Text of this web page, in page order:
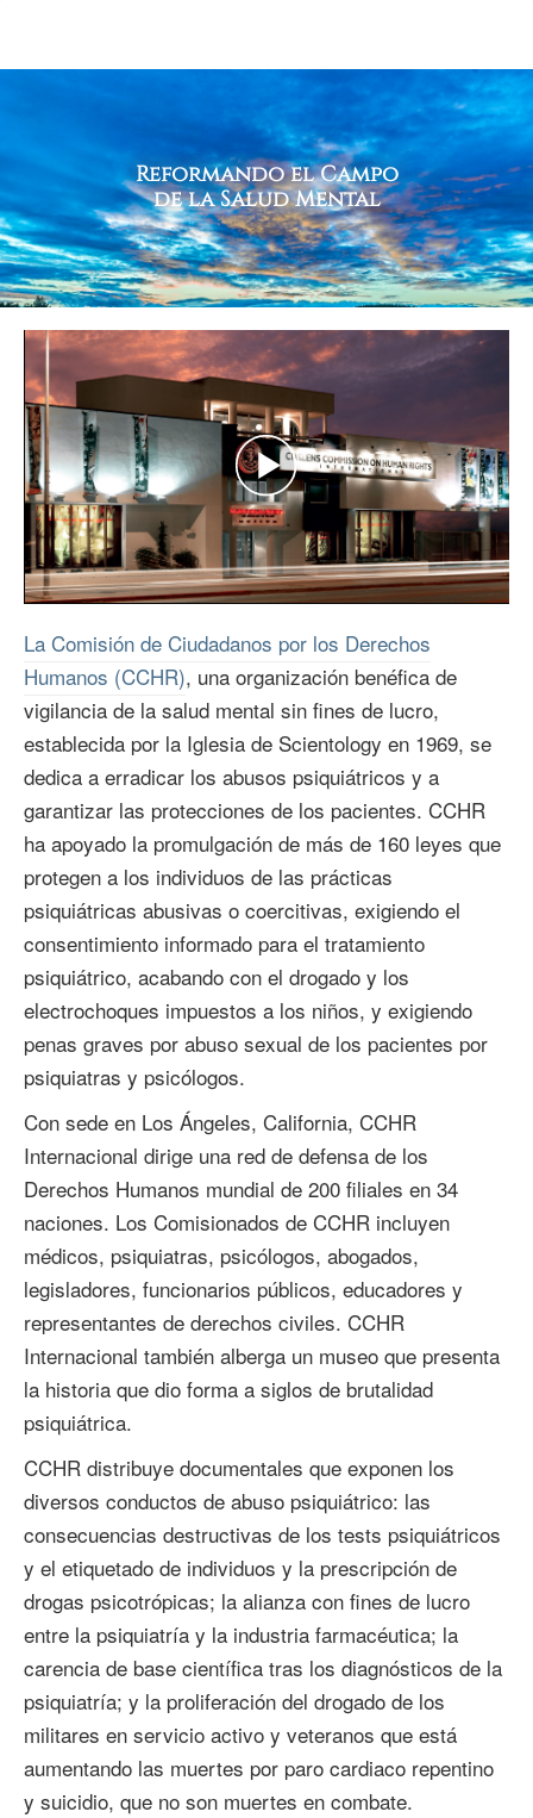
Reformando el Campo
de la Salud Mental
Play
Video
La Comisión de Ciudadanos por los Derechos
Humanos (CCHR), una organización benéfica de
vigilancia de la salud mental sin fines de lucro,
establecida por la Iglesia de Scientology en 1969, se
dedica a erradicar los abusos psiquiátricos y a
garantizar las protecciones de los pacientes. CCHR
ha apoyado la promulgación de más de 160 leyes que
protegen a los individuos de las prácticas
psiquiátricas abusivas o coercitivas, exigiendo el
consentimiento informado para el tratamiento
psiquiátrico, acabando con el drogado y los
electrochoques impuestos a los niños, y exigiendo
penas graves por abuso sexual de los pacientes por
psiquiatras y psicólogos.
Con sede en Los Ángeles, California, CCHR
Internacional dirige una red de defensa de los
Derechos Humanos mundial de 200 filiales en 34
naciones. Los Comisionados de CCHR incluyen
médicos, psiquiatras, psicólogos, abogados,
legisladores, funcionarios públicos, educadores y
representantes de derechos civiles. CCHR
Internacional también alberga un museo que presenta
la historia que dio forma a siglos de brutalidad
psiquiátrica.
CCHR distribuye documentales que exponen los
diversos conductos de abuso psiquiátrico: las
consecuencias destructivas de los tests psiquiátricos
y el etiquetado de individuos y la prescripción de
drogas psicotrópicas; la alianza con fines de lucro
entre la psiquiatría y la industria farmacéutica; la
carencia de base científica tras los diagnósticos de la
psiquiatría; y la proliferación del drogado de los
militares en servicio activo y veteranos que está
aumentando las muertes por paro cardiaco repentino
y suicidio, que no son muertes en combate.